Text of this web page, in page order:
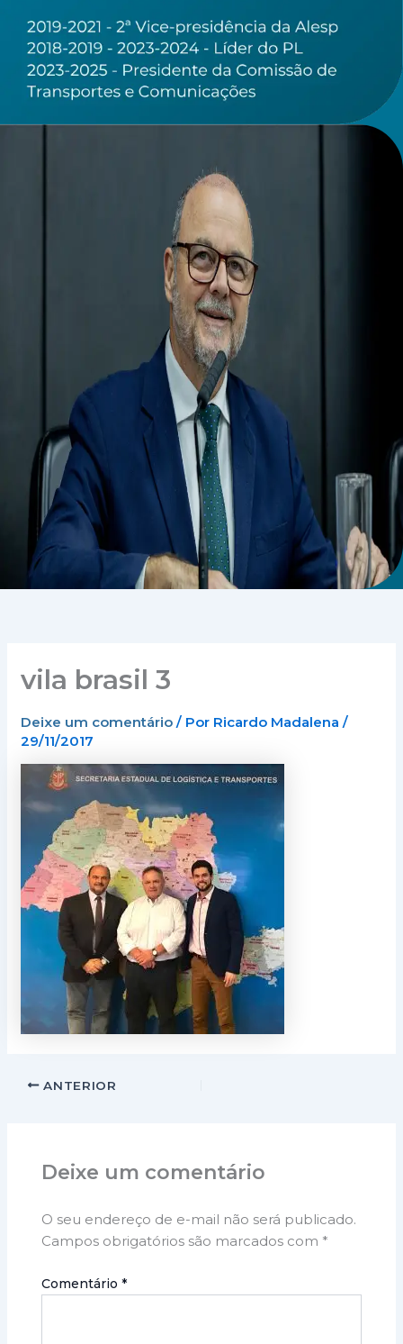
vila brasil 3
Deixe um comentário / Por Ricardo Madalena/
29/11/2017
ANTERIOR
Deixe um comentário
O seu endereço de e-mail não será publicado.
Campos obrigatórios são marcados com *
Comentário *